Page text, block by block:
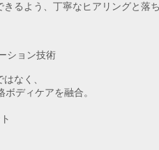
るよう、丁寧なヒアリングと落
ション技術
なく、
ディケアを融合。